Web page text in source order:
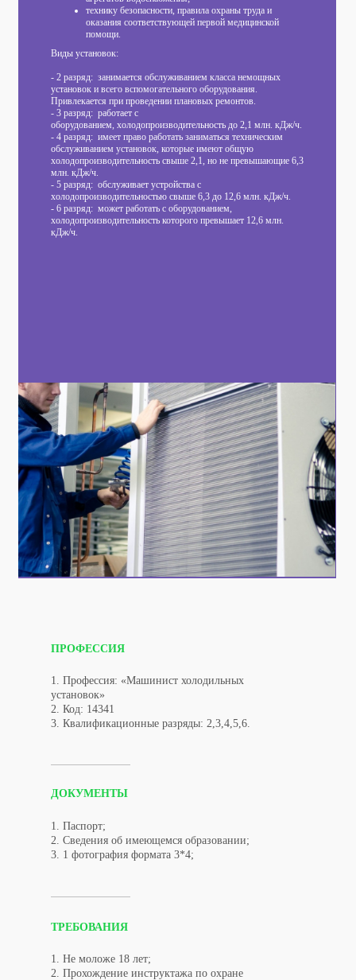
технику безопасности, правила охраны труда и
оказания соответствующей первой медицинской
помощи.
Виды установок:
- 2 разряд: занимается обслуживанием класса немощных
установок и всего вспомогательного оборудования.
Привлекается при проведении плановых ремонтов.
- 3 разряд: работает с
оборудованием, холодопроизводительность до 2,1 млн. кДж/ч.
- 4 разряд: имеет право работать заниматься техническим
обслуживанием установок, которые имеют общую
холодопроизводительность свыше 2,1, но не превышающие 6,3
млн. кДж/ч.
- 5 разряд: обслуживает устройства с
холодопроизводительностью свыше 6,3 до 12,6 млн. кДж/ч.
- 6 разряд: может работать с оборудованием,
холодопроизводительность которого превышает 12,6 млн.
кДж/ч.
ПРОФЕССИЯ
ДОКУМЕНТЫ
ТРЕБОВАНИЯ
1. Профессия: «Машинист холодильных
установок»
2. Код: 14341
3. Квалификационные разряды: 2,3,4,5,6.
1. Паспорт;
2. Сведения об имеющемся образовании;
3. 1 фотография формата 3*4;
1. Не моложе 18 лет;
2. Прохождение инструктажа по охране